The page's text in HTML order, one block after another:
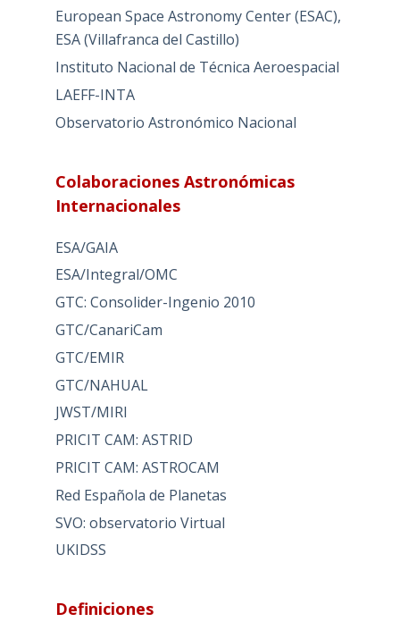
European Space Astronomy Center (ESAC),
ESA (Villafranca del Castillo)
Instituto Nacional de Técnica Aeroespacial
LAEFF-INTA
Observatorio Astronómico Nacional
Colaboraciones Astronómicas
Internacionales
ESA/GAIA
ESA/Integral/OMC
GTC: Consolider-Ingenio 2010
GTC/CanariCam
GTC/EMIR
GTC/NAHUAL
JWST/MIRI
PRICIT CAM: ASTRID
PRICIT CAM: ASTROCAM
Red Española de Planetas
SVO: observatorio Virtual
UKIDSS
Definiciones